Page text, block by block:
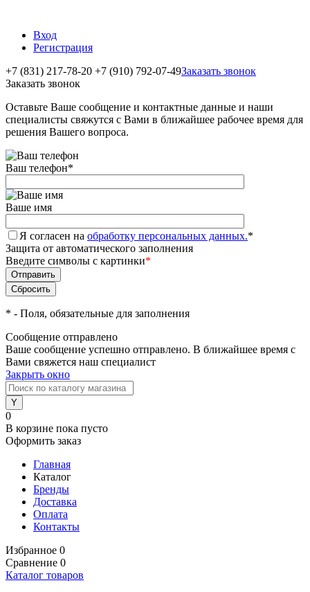
Вход
Регистрация
+7 (831) 217-78-20 +7 (910) 792-07-49Заказать звонок
Заказать звонок
Оставьте Ваше сообщение и контактные данные и наши
специалисты свяжутся с Вами в ближайшее рабочее время для
решения Вашего вопроса.
Ваш телефон*
Ваше имя
Я согласен на обработку персональных данных.*
Защита от автоматического заполнения
Введите символы с картинки*
* - Поля, обязательные для заполнения
Сообщение отправлено
Ваше сообщение успешно отправлено. В ближайшее время с
Вами свяжется наш специалист
Закрыть окно
0
В корзине пока пусто
Оформить заказ
Главная
Каталог
Бренды
Доставка
Оплата
Контакты
Избранное 0
Сравнение 0
Каталог товаров